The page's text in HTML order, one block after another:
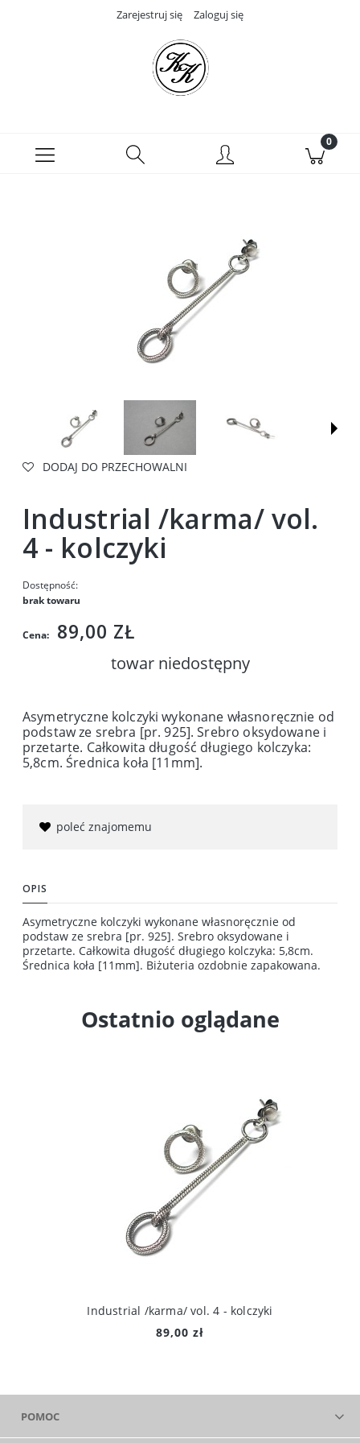
Zarejestruj się Zaloguj się
DODAJ DO PRZECHOWALNI
Industrial /karma/ vol.
4 - kolczyki
Dostępność:
brak towaru
Cena: 89,00 ZŁ
towar niedostępny
Asymetryczne kolczyki wykonane własnoręcznie od
podstaw ze srebra [pr. 925]. Srebro oksydowane i
przetarte. Całkowita długość długiego kolczyka:
5,8cm. Średnica koła [11mm].
poleć znajomemu
OPIS
Asymetryczne kolczyki wykonane własnoręcznie od
podstaw ze srebra [pr. 925]. Srebro oksydowane i
przetarte. Całkowita długość długiego kolczyka: 5,8cm.
Średnica koła [11mm]. Biżuteria ozdobnie zapakowana.
Ostatnio oglądane
Industrial /karma/ vol. 4 - kolczyki
89,00 zł
POMOC